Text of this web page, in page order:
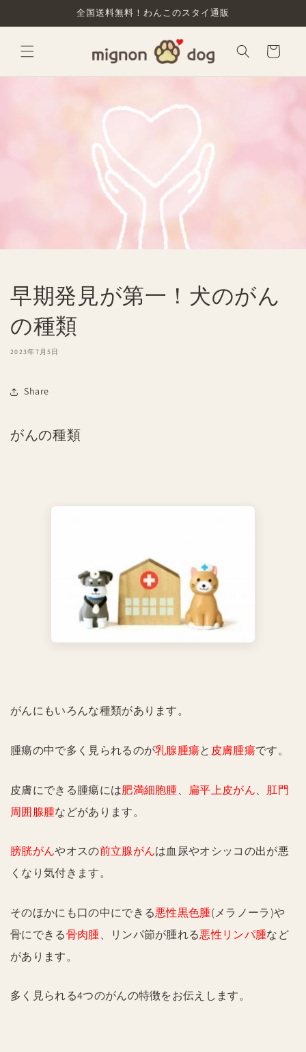
進む
全国送料無料！わんこのスタイ通販
ー
早期発見が第一！犬のがん
の種類
2023年7月5日
Share
がんの種類
がんにもいろんな種類があります。
腫瘍の中で多く見られるのが乳腺腫瘍と 皮膚腫瘍です。
皮膚にできる腫瘍には肥満細胞腫、 扁平上皮がん、 肛門
周囲腺腫などがあります。
膀胱がんやオスの前立腺がんは血尿やオシッコの出が悪
くなり気付きます。
そのほかにも口の中にできる悪性黒色腫(メラノーラ)や
骨にできる骨肉腫、リンパ節が腫れる悪性リンパ腫など
があります。
多く見られる4つのがんの特徴をお伝えします。